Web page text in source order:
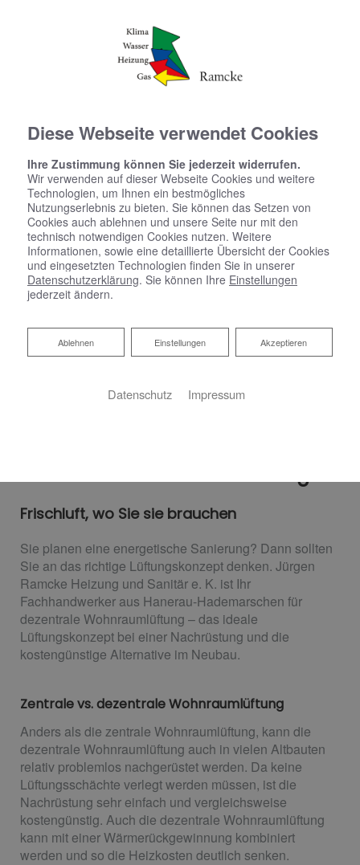
Notdienst-
Einsatzpauschalen
Frischluft, wo Sie sie brauchen
Sie planen eine energetische Sanierung? Dann sollten
Sie an das richtige Lüftungskonzept denken. Jürgen
Ramcke Heizung und Sanitär e. K. ist Ihr
Fachhandwerker aus Hanerau-Hademarschen für
dezentrale Wohnraumlüftung – das ideale
Lüftungskonzept bei einer Nachrüstung und die
kostengünstige Alternative im Neubau.
Zentrale vs. dezentrale Wohnraumlüftung
Anders als die zentrale Wohnraumlüftung, kann die
dezentrale Wohnraumlüftung auch in vielen Altbauten
relativ problemlos nachgerüstet werden. Da keine
Lüftungsschächte verlegt werden müssen, ist die
Nachrüstung sehr einfach und vergleichsweise
kostengünstig. Auch die dezentrale Wohnraumlüftung
kann mit einer Wärmerückgewinnung kombiniert
werden und so die Heizkosten deutlich senken.
Diese Webseite verwendet Cookies
Ihre Zustimmung können Sie jederzeit widerrufen.
Wir verwenden auf dieser Webseite Cookies und weitere
Technologien, um Ihnen ein bestmögliches
Nutzungserlebnis zu bieten. Sie können das Setzen von
Cookies auch ablehnen und unsere Seite nur mit den
technisch notwendigen Cookies nutzen. Weitere
Informationen, sowie eine detaillierte Übersicht der Cookies
und eingesetzten Technologien finden Sie in unserer
Datenschutzerklärung. Sie können Ihre Einstellungen
jederzeit ändern.
Akzeptieren
Einstellungen
Ablehnen
Ablehnen
Datenschutz Impressum